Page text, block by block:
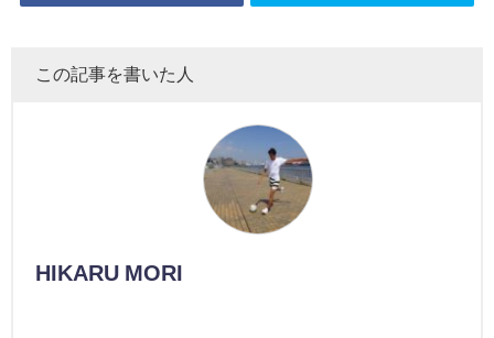
この記事を書いた人
HIKARU MORI